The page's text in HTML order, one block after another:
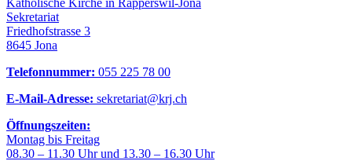
Sekretariat
Friedhofstrasse 3
8645 Jona
Telefonnummer: 055 225 78 00
E-Mail-Adresse: sekretariat@krj.ch
Öffnungszeiten:
Montag bis Freitag
08.30 – 11.30 Uhr und 13.30 – 16.30 Uhr